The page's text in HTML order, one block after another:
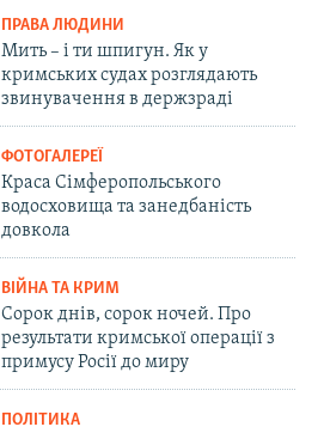
ПРАВА ЛЮДИНИ
Мить – і ти шпигун. Як у
кримських судах розглядають
звинувачення в держзраді
ФОТОГАЛЕРЕЇ
Краса Сімферопольського
водосховища та занедбаність
довкола
ВІЙНА ТА КРИМ
Сорок днів, сорок ночей. Про
результати кримської операції з
примусу Росії до миру
ПОЛІТИКА